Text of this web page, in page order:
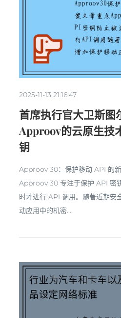
2025-11-13 21:16:47
首席执行官大卫斯图
Approov的云原生技
钥
Approov 30：保护移动 API 的
Approov 30 专注于保护 API 密
时才进行 API 调用。随著近期安
动应用中的机密...